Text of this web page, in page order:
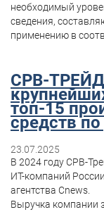
необходимый
сведения,
применению в
СРВ-
топ-15
средств
23.07.2025
В 2024 году СРВ-
ИТ-компаний
агентства Cnews.
Выручка компании